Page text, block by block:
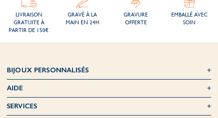
LIVRAISON
GRATUITE À
PARTIR DE 150€
GRAVÉ À LA
MAIN EN 24H
GRAVURE
OFFERTE
EMBALLÉ AVEC
SOIN
BIJOUX PERSONNALISÉS
AIDE
SERVICES